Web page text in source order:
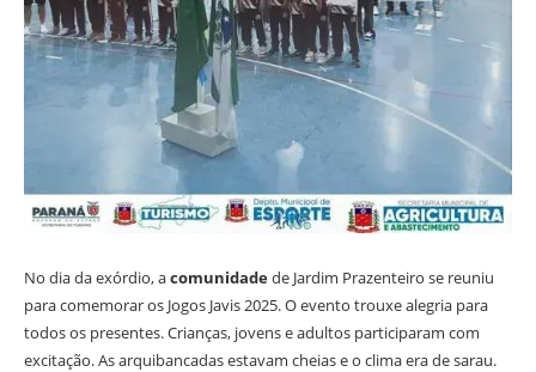
No dia da exórdio, acomunidadede Jardim Prazenteiro se reuniu
para comemorar os Jogos Javis 2025. O evento trouxe alegria para
todos os presentes. Crianças, jovens e adultos participaram com
excitação. As arquibancadas estavam cheias e o clima era de sarau.